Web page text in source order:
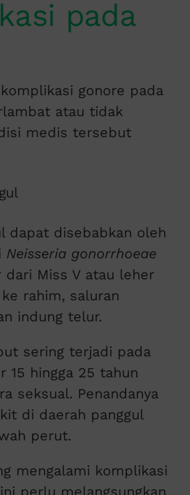
pada
gonore pada
atau tidak
medis tersebut
dapat disebabkan oleh
Neisseria gonorrhoeae
dari Miss V atau leher
rahim, saluran
indung telur.
sering terjadi pada
15 hingga 25 tahun
seksual. Penandanya
di daerah panggul
perut.
mengalami komplikasi
perlu melangsungkan